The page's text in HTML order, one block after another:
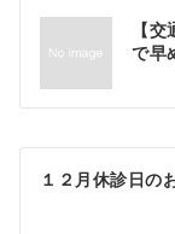
投
ナ
ビ
ゲ
【
で早
１２月休診日の